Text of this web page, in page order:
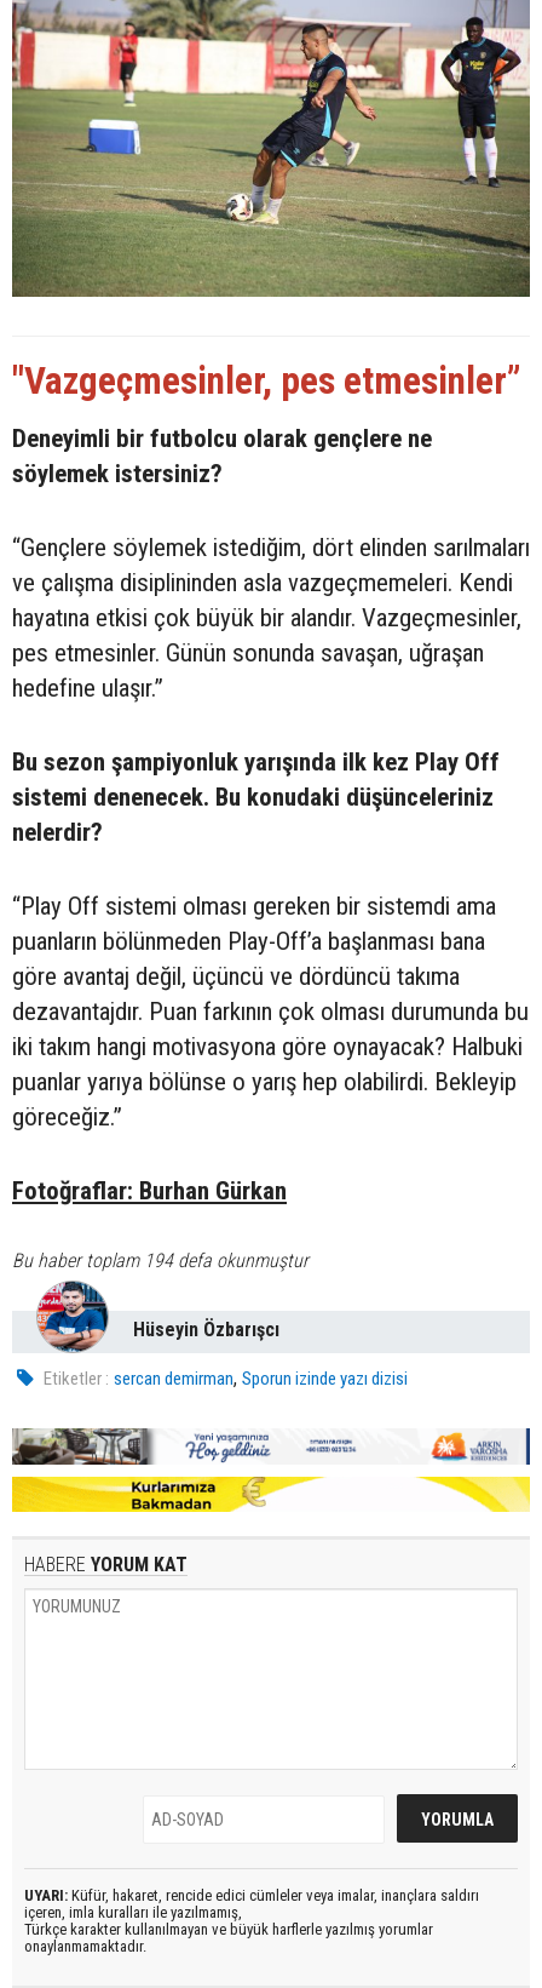
"Vazgeçmesinler, pes etmesinler”
Deneyimli bir futbolcu olarak gençlere ne
söylemek istersiniz?
“Gençlere söylemek istediğim, dört elinden sarılmaları
ve çalışma disiplininden asla vazgeçmemeleri. Kendi
hayatına etkisi çok büyük bir alandır. Vazgeçmesinler,
pes etmesinler. Günün sonunda savaşan, uğraşan
hedefine ulaşır.”
Bu sezon şampiyonluk yarışında ilk kez Play Off
sistemi denenecek. Bu konudaki düşünceleriniz
nelerdir?
“Play Off sistemi olması gereken bir sistemdi ama
puanların bölünmeden Play-Off’a başlanması bana
göre avantaj değil, üçüncü ve dördüncü takıma
dezavantajdır. Puan farkının çok olması durumunda bu
iki takım hangi motivasyona göre oynayacak? Halbuki
puanlar yarıya bölünse o yarış hep olabilirdi. Bekleyip
göreceğiz.”
Fotoğraflar: Burhan Gürkan
Bu haber toplam 194 defa okunmuştur
Hüseyin Özbarışcı
Etiketler : sercan demirman,Sporun izinde yazı dizisi
HABERE YORUM KAT
UYARI: Küfür, hakaret, rencide edici cümleler veya imalar, inançlara saldırı
içeren, imla kuralları ile yazılmamış,
Türkçe karakter kullanılmayan ve büyük harflerle yazılmış yorumlar
onaylanmamaktadır.